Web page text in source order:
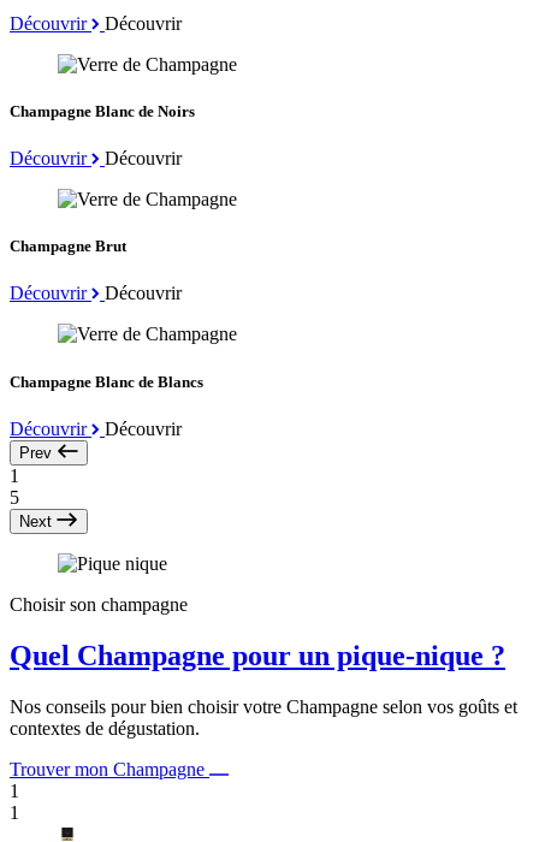
Découvrir Découvrir
Champagne Blanc de Noirs
Découvrir Découvrir
Champagne Brut
Découvrir Découvrir
Champagne Blanc de Blancs
Découvrir Découvrir
Prev
1
5
Next
Choisir son champagne
Quel Champagne pour un pique-nique ?
Nos conseils pour bien choisir votre Champagne selon vos goûts et
contextes de dégustation.
Trouver mon Champagne
1
1